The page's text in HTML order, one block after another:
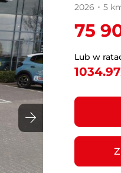
2026 ･ 5
75
Lub w
1034.97